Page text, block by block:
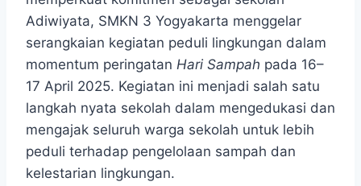
Adiwiyata, SMKN 3 Yogyakarta menggelar
serangkaian kegiatan peduli lingkungan dalam
momentum peringatan Hari Sampah pada 16–
17 April 2025. Kegiatan ini menjadi salah satu
langkah nyata sekolah dalam mengedukasi dan
mengajak seluruh warga sekolah untuk lebih
peduli terhadap pengelolaan sampah dan
kelestarian lingkungan.